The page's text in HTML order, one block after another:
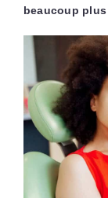
beaucoup